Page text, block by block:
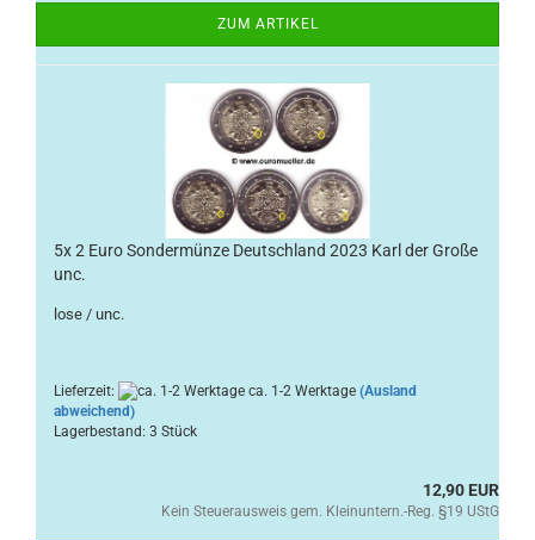
ZUM ARTIKEL
5x 2 Euro Sondermünze Deutschland 2023 Karl der Große
unc.
lose / unc.
Lieferzeit: ca. 1-2 Werktage (Ausland
abweichend)
Lagerbestand: 3 Stück
12,90 EUR
Kein Steuerausweis gem. Kleinuntern.-Reg. §19 UStG